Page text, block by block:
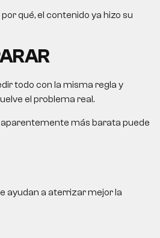
qué, el contenido ya hizo su
todo con la misma regla y
el problema real.
aparentemente más barata puede
ayudan a aterrizar mejor la